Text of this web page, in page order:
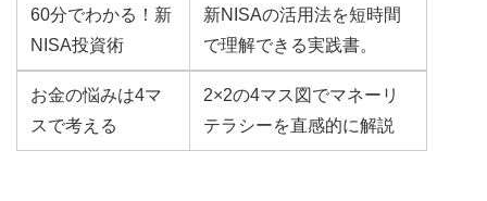
60分でわかる！新
NISA投資術
新NISAの活用法を短時間
で理解できる実践書。
お金の悩みは4マ
スで考える
2×2の4マス図でマネーリ
テラシーを直感的に解説